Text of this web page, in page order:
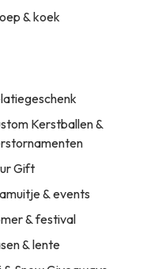
& koek
Kerstballen &
Gift
& events
& festival
& lente